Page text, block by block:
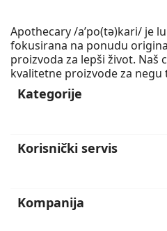
Apothecary /a’po(tə)kari/ je
fokusirana na ponudu
proizvoda za lepši život. Naš
kvalitetne proizvode za negu
Kategorije
Korisnički servis
Kompanija